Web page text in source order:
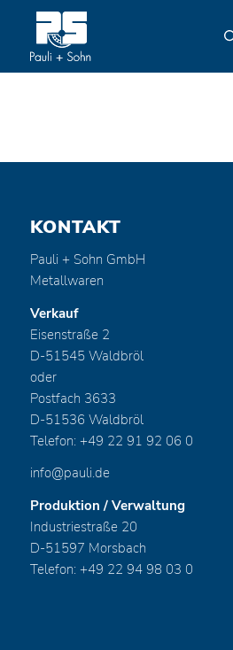
KONTAKT
Pauli + Sohn GmbH
Metallwaren
Verkauf
Eisenstraße 2
D-51545 Waldbröl
oder
Postfach 3633
D-51536 Waldbröl
Telefon: +49 22 91 92 06 0
info@pauli.de
Produktion / Verwaltung
Industriestraße 20
D-51597 Morsbach
Telefon: +49 22 94 98 03 0